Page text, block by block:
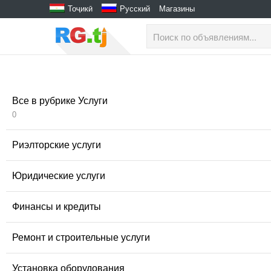
Тоҷикӣ Русский Магазины
Все в рубрике Услуги
0
Риэлторские услуги
Юридические услуги
Финансы и кредиты
Ремонт и строительные услуги
Установка оборудования